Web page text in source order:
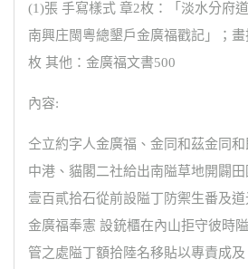
(1)張 手寫樣式 章2枚：「淡水分府
南興庄閩粵總墾戶金廣福戳記」；
枚 其他：金廣福文書500
內容:
仝立約字人金廣福、金同和茲金同
中港、貓閣二社給出南隘草地開闢
壹百貳拾石從前設隘丁防禦生番及
金廣福奉憲 設銃櫃在內山拒守彼時
管之處隘丁額拾陸名移貼以專責成